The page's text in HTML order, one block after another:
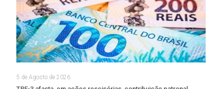
5 de Agosto de 2026